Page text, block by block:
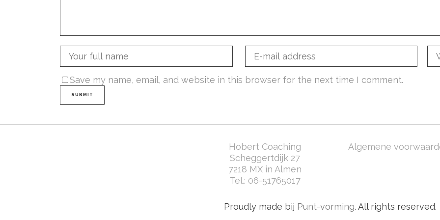
Save my name, email, and website in this browser for the next time I comment.
Hobert Coaching
Scheggertdijk 27
7218 MX in Almen
Tel.: 06-51765017
Algemene
Proudly made bij Punt-vorming. All rights reserved.